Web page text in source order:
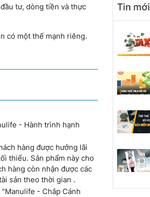
tư, dòng tiền và thực
có một thế mạnh riêng.
- Hành trình hạnh
hàng được hưởng lãi
thiểu. Sản phẩm này cho
hàng còn nhận được các
sản theo thời gian .
- Chắp Cánh
Tin mới